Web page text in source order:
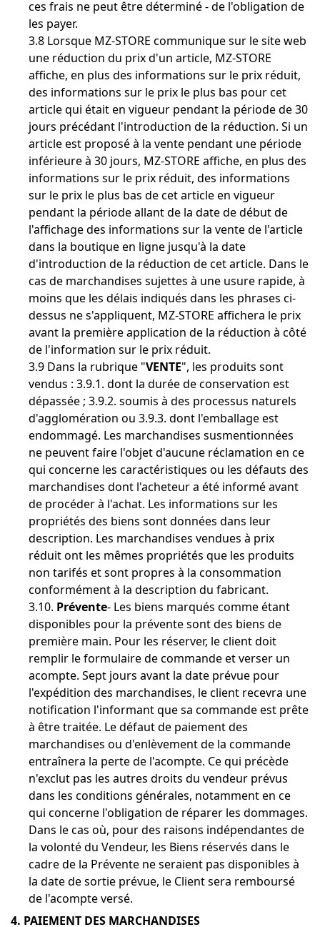
ces frais ne peut être déterminé - de l'obligation de
les payer.
3.8 Lorsque MZ-STORE communique sur le site web
une réduction du prix d'un article, MZ-STORE
affiche, en plus des informations sur le prix réduit,
des informations sur le prix le plus bas pour cet
article qui était en vigueur pendant la période de 30
jours précédant l'introduction de la réduction. Si un
article est proposé à la vente pendant une période
inférieure à 30 jours, MZ-STORE affiche, en plus des
informations sur le prix réduit, des informations
sur le prix le plus bas de cet article en vigueur
pendant la période allant de la date de début de
l'affichage des informations sur la vente de l'article
dans la boutique en ligne jusqu'à la date
d'introduction de la réduction de cet article. Dans le
cas de marchandises sujettes à une usure rapide, à
moins que les délais indiqués dans les phrases ci-
dessus ne s'appliquent, MZ-STORE affichera le prix
avant la première application de la réduction à côté
de l'information sur le prix réduit.
3.9 Dans la rubrique "VENTE", les produits sont
vendus : 3.9.1. dont la durée de conservation est
dépassée ; 3.9.2. soumis à des processus naturels
d'agglomération ou 3.9.3. dont l'emballage est
endommagé. Les marchandises susmentionnées
ne peuvent faire l'objet d'aucune réclamation en ce
qui concerne les caractéristiques ou les défauts des
marchandises dont l'acheteur a été informé avant
de procéder à l'achat. Les informations sur les
propriétés des biens sont données dans leur
description. Les marchandises vendues à prix
réduit ont les mêmes propriétés que les produits
non tarifés et sont propres à la consommation
conformément à la description du fabricant.
3.10.
Prévente- Les biens marqués comme étant
disponibles pour la prévente sont des biens de
première main. Pour les réserver, le client doit
remplir le formulaire de commande et verser un
acompte. Sept jours avant la date prévue pour
l'expédition des marchandises, le client recevra une
notification l'informant que sa commande est prête
à être traitée. Le défaut de paiement des
marchandises ou d'enlèvement de la commande
entraînera la perte de l'acompte. Ce qui précède
n'exclut pas les autres droits du vendeur prévus
dans les conditions générales, notamment en ce
qui concerne l'obligation de réparer les dommages.
Dans le cas où, pour des raisons indépendantes de
la volonté du Vendeur, les Biens réservés dans le
cadre de la Prévente ne seraient pas disponibles à
la date de sortie prévue, le Client sera remboursé
de l'acompte versé.
4. PAIEMENT DES MARCHANDISES